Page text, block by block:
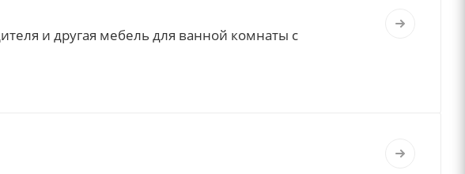
и другая мебель для ванной комнаты с